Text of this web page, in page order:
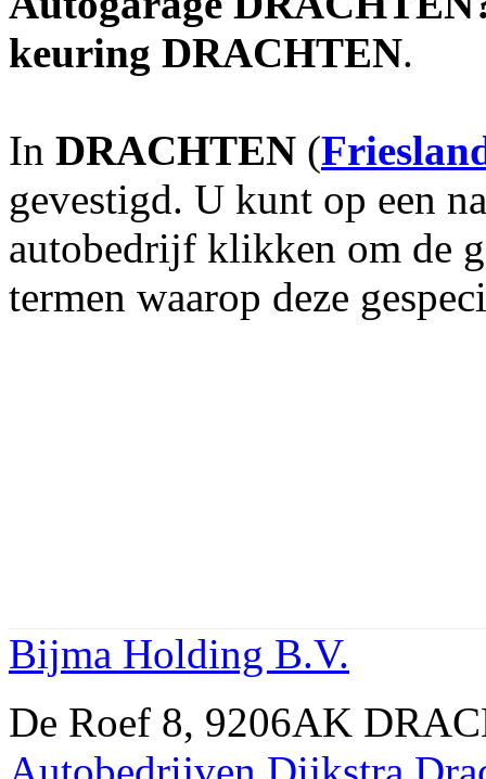
keuring DRACHTEN.
In DRACHTEN (
gevestigd. U kunt op een
autobedrijf klikken om de
termen waarop deze
Bijma Holding B.V.
De Roef 8, 9206AK